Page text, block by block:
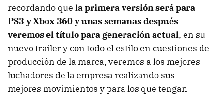
recordando que la primera versión será para
PS3 y Xbox 360 y unas semanas después
veremos el título para generación actual, en su
nuevo trailer y con todo el estilo en cuestiones de
producción de la marca, veremos a los mejores
luchadores de la empresa realizando sus
mejores movimientos y para los que tengan